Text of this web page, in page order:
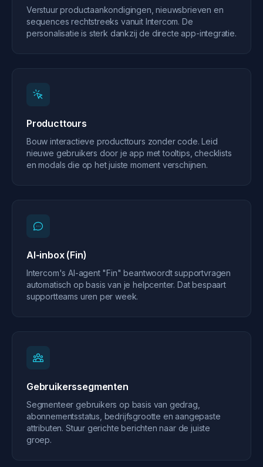
Verstuur productaankondigingen, nieuwsbrieven en
sequences rechtstreeks vanuit Intercom. De
personalisatie is sterk dankzij de directe app-integratie.
Producttours
Bouw interactieve producttours zonder code. Leid
nieuwe gebruikers door je app met tooltips, checklists
en modals die op het juiste moment verschijnen.
AI-inbox (Fin)
Intercom's AI-agent "Fin" beantwoordt supportvragen
automatisch op basis van je helpcenter. Dat bespaart
supportteams uren per week.
Gebruikerssegmenten
Segmenteer gebruikers op basis van gedrag,
abonnementsstatus, bedrijfsgrootte en aangepaste
attributen. Stuur gerichte berichten naar de juiste
groep.